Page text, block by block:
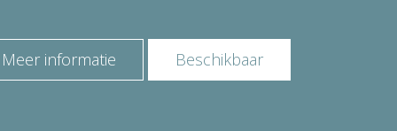
Meer informatie Beschikbaar